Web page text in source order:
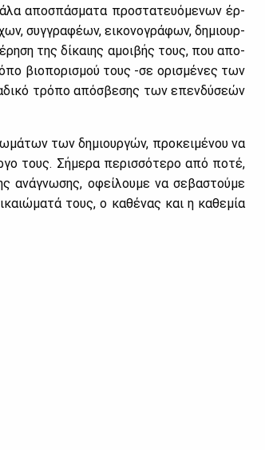
απο­σπά­σμα­τα προ­στα­τευό­με­νων έρ­
συγ­γρα­φέ­ων, ει­κο­νο­γρά­φων, δη­μιουρ­
της δί­και­ης αμοι­βής τους, που απο­
βιο­πο­ρι­σμού τους -σε ορι­σμέ­νες των
τρό­πο από­σβε­σης των επεν­δύ­σε­ών
των δη­μιουρ­γών, προ­κει­μέ­νου να
τους. Σή­με­ρα πε­ρισ­σό­τε­ρο από πο­τέ,
ανά­γνω­σης, οφεί­λου­με να σε­βα­στού­με
τους, ο κα­θέ­νας και η κα­θε­μία